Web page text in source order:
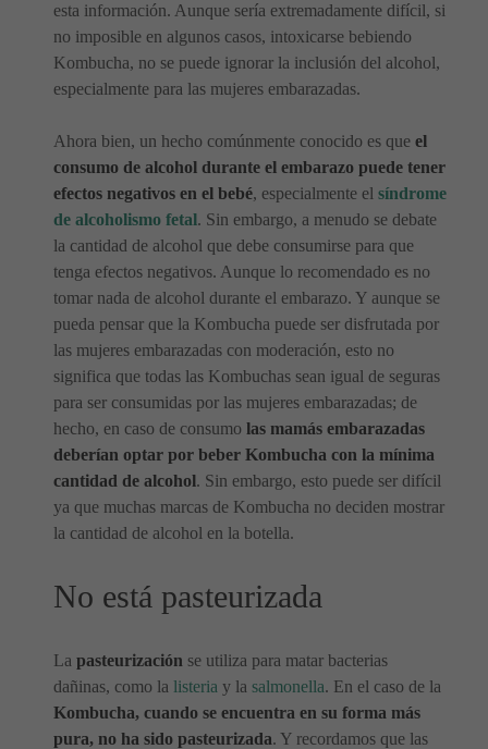
esta información. Aunque sería extremadamente difícil, si
no imposible en algunos casos, intoxicarse bebiendo
Kombucha, no se puede ignorar la inclusión del alcohol,
especialmente para las mujeres embarazadas.
Ahora bien, un hecho comúnmente conocido es que el
consumo de alcohol durante el embarazo puede tener
efectos negativos en el bebé, especialmente el síndrome
de alcoholismo fetal. Sin embargo, a menudo se debate
la cantidad de alcohol que debe consumirse para que
tenga efectos negativos. Aunque lo recomendado es no
tomar nada de alcohol durante el embarazo. Y aunque se
pueda pensar que la Kombucha puede ser disfrutada por
las mujeres embarazadas con moderación, esto no
significa que todas las Kombuchas sean igual de seguras
para ser consumidas por las mujeres embarazadas; de
hecho, en caso de consumo las mamás embarazadas
deberían optar por beber Kombucha con la mínima
cantidad de alcohol. Sin embargo, esto puede ser difícil
ya que muchas marcas de Kombucha no deciden mostrar
la cantidad de alcohol en la botella.
No está pasteurizada
La pasteurización se utiliza para matar bacterias
dañinas, como la listeria y la salmonella. En el caso de la
Kombucha, cuando se encuentra en su forma más
pura, no ha sido pasteurizada. Y recordamos que las